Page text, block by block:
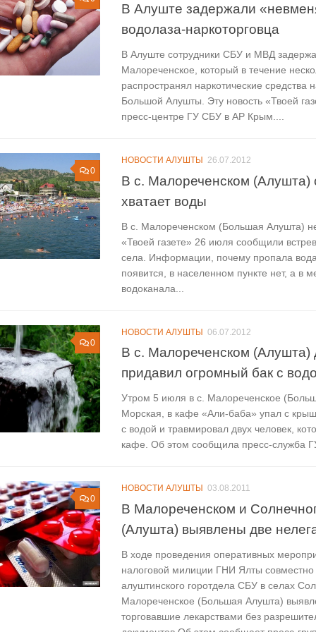
В Алуште задержали
водолаза-наркоторговца
В Алуште сотрудники СБУ и МВД
Малореченское, который в течение
распространял наркотические средства
Большой Алушты. Эту новость «Твоей
пресс-центре ГУ СБУ в АР Крым....
0
НОВОСТИ АЛУШТЫ 26.07.2012
В с. Малореченском (Алушта)
хватает воды
В с. Малореченском (Большая Алушта)
«Твоей газете» 26 июля сообщили
села. Информации, почему пропала
появится, в населенном пункте нет, а в
водоканала...
0
НОВОСТИ АЛУШТЫ 06.07.2012
В с. Малореченском (Алушта)
придавил огромный бак с
Утром 5 июля в с. Малореченское
Морская, в кафе «Али-баба» упал с
с водой и травмировал двух человек,
кафе. Об этом сообщила пресс-служба
0
НОВОСТИ АЛУШТЫ 03.08.2011
В Малореченском и
(Алушта) выявлены две
В ходе проведения оперативных
налоговой милиции ГНИ Ялты совместно
алуштинского горотдела СБУ в селах
Малореченское (Большая Алушта)
торговавшие лекарствами без